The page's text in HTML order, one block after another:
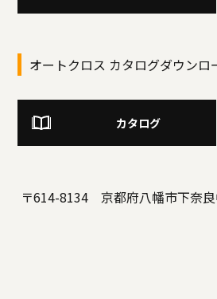
オートクロス カタログダウンロ
カタログ
〒614-8134 京都府八幡市下奈